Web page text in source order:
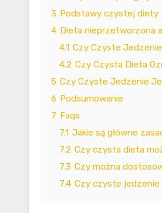
3 Podstawy czystej diety
4 Dieta nieprzetworzona
4.1 Czy Czyste
4.2 Czy Czysta Dieta
5 Czy Czyste Jedzenie
6 Podsumowanie
7 Faqs
7.1 Jakie są główne
7.2 Czy czysta dieta
7.3 Czy można
7.4 Czy czyste jedzenie